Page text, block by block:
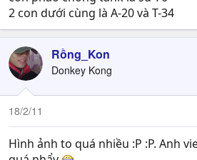
2 con dưới cùng là A-20 và T-34
Rồng_Kon
Donkey Kong
18/2/11
Hình ảnh to quá nhiều :P :P. Anh